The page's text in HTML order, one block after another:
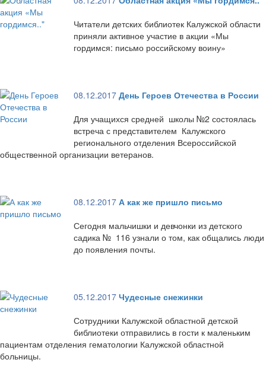
Читатели детских библиотек Калужской области
приняли активное участие в акции «Мы
гордимся: письмо российскому воину»
08.12.2017 День Героев Отечества в России
Для учащихся средней школы №2 состоялась
встреча с представителем Калужского
регионального отделения Всероссийской
общественной организации ветеранов.
08.12.2017 А как же пришло письмо
Сегодня мальчишки и девчонки из детского
садика № 116 узнали о том, как общались люди
до появления почты.
05.12.2017 Чудесные снежинки
Сотрудники Калужской областной детской
библиотеки отправились в гости к маленьким
пациентам отделения гематологии Калужской областной
больницы.